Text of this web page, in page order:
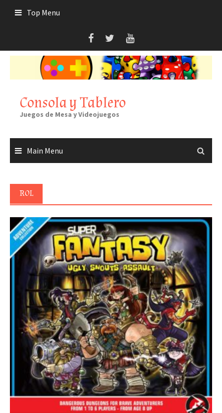
Top Menu
Consola y Tablero
Juegos de Mesa y Videojuegos
Main Menu
ROL